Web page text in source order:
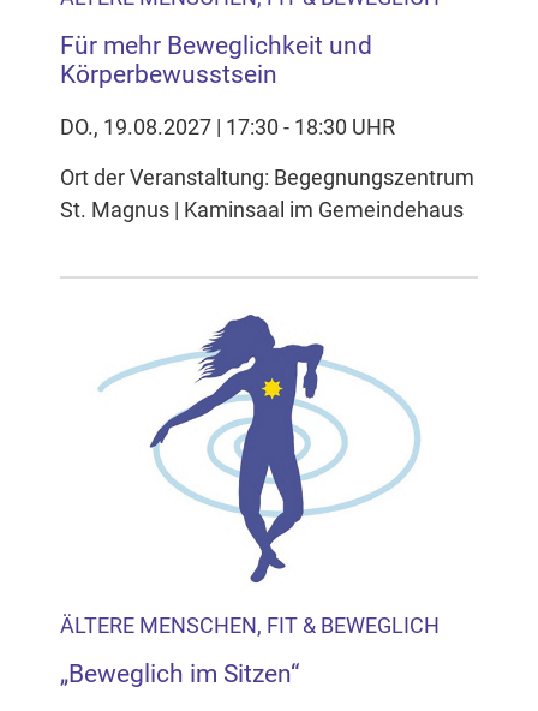
Für mehr Beweglichkeit und
Körperbewusstsein
DO., 19.08.2027 | 17:30 - 18:30 UHR
Ort der Veranstaltung: Begegnungszentrum
St. Magnus | Kaminsaal im Gemeindehaus
ÄLTERE MENSCHEN, FIT & BEWEGLICH
„Beweglich im Sitzen“